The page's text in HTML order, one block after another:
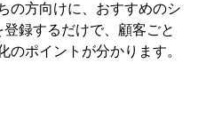
の方向けに、おすすめのシ
録するだけで、顧客ごと
のポイントが分かります。